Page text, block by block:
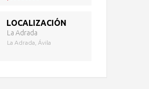
LOCALIZACIÓN
La Adrada
La Adrada, Ávila